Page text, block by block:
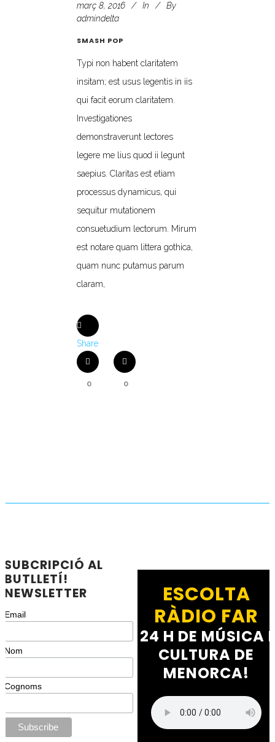
març 8, 2016 In
By
admindelta
SMASH POP
Typi non habent claritatem
insitam; est usus legentis in iis
qui facit eorum claritatem.
Investigationes
demonstraverunt lectores
legere me lius quod ii legunt
saepius. Claritas est etiam
processus dynamicus, qui
sequitur mutationem
consuetudium lectorum. Mirum
est notare quam littera gothica,
quam nunc putamus parum
claram,
Share
0 0
SUBCRIPCIÓ AL
BUTLLETÍ!
NEWSLETTER
Email
Nom
Cognoms
ESCOLTA
RÀDIO FAR
24 H DE MÚSICA I
CULTURA DE
MENORCA!